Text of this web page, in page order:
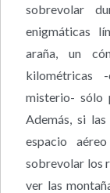
sobrevolar
enigmáticas
araña, un
kilométricas
misterio- sólo
Además, si
espacio
sobrevolar los
ver las